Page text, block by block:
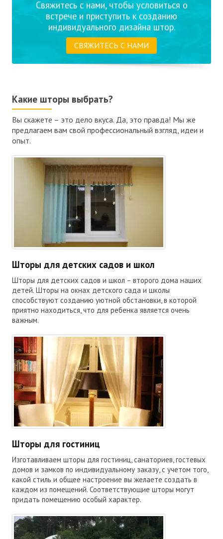
Свяжитесь с нами, чтобы условиться о
встрече и приступить к созданию
индивидуального дизайна штор.
СВЯЖИТЕСЬ С НАМИ
Какие шторы выбрать?
Вы скажете – это дело вкуса. Да, это правда! Мы же
предлагаем вам свой профессиональный взгляд, идеи и
опыт.
Шторы для детских садов и школ
Шторы для детских садов и школ – второго дома наших
детей. Шторы на окнах детского сада и школы
способствуют созданию уютной обстановки, в которой
приятно находиться, что для ребенка является очень
важным.
Шторы для гостиниц
Изготавливаем шторы для гостиниц, санаториев, гостевых
домов и замков по индивидуальному заказу, с учетом того,
какой стиль и общее настроение вы желаете создать в
каждом из помещений. Соответствующие шторы могут
придать помещению особый характер.